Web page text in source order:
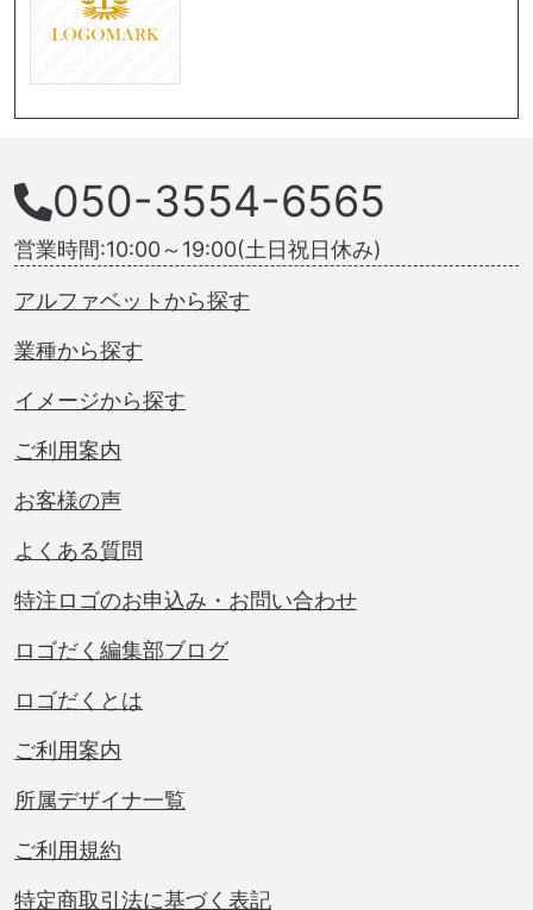
050-3554-6565
営業時間:10:00～19:00(土日祝日休み)
アルファベットから探す
業種から探す
イメージから探す
ご利用案内
お客様の声
よくある質問
特注ロゴのお申込み・お問い合わせ
ロゴだく編集部ブログ
ロゴだくとは
ご利用案内
所属デザイナ一覧
ご利用規約
特定商取引法に基づく表記